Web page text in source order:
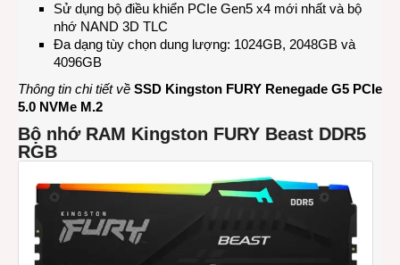
Sử dụng bộ điều khiển PCIe Gen5 x4 mới nhất và bộ
nhớ NAND 3D TLC
Đa dạng tùy chọn dung lượng: 1024GB, 2048GB và
4096GB
Thông tin chi tiết về SSD Kingston FURY Renegade G5 PCIe
5.0 NVMe M.2
Bộ nhớ RAM Kingston FURY Beast DDR5
RGB